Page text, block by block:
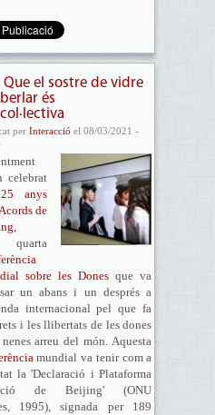
el sostre de vidre
és
per Interacció el 08/03/2021 -
celebrat
25 anys
de
,
sobre les Dones que va
un abans i un després a
internacional pel que fa
i les llibertats de les dones
arreu del món. Aquesta
mundial va tenir com a
la 'Declaració i Plataforma
de Beijing' (ONU
1995), signada per 189